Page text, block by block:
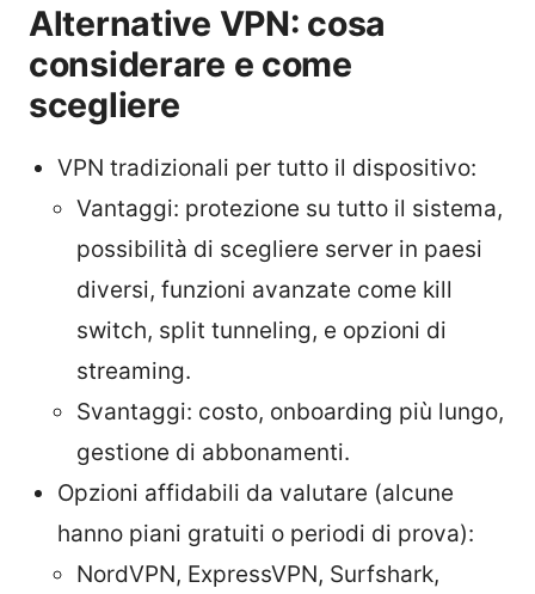
Alternative VPN: cosa
considerare e come
scegliere
VPN tradizionali per tutto il dispositivo:
Vantaggi: protezione su tutto il sistema,
possibilità di scegliere server in paesi
diversi, funzioni avanzate come kill
switch, split tunneling, e opzioni di
streaming.
Svantaggi: costo, onboarding più lungo,
gestione di abbonamenti.
Opzioni affidabili da valutare (alcune
hanno piani gratuiti o periodi di prova):
NordVPN, ExpressVPN, Surfshark,